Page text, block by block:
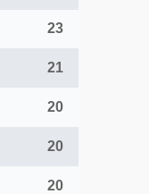
23
21
20
20
20